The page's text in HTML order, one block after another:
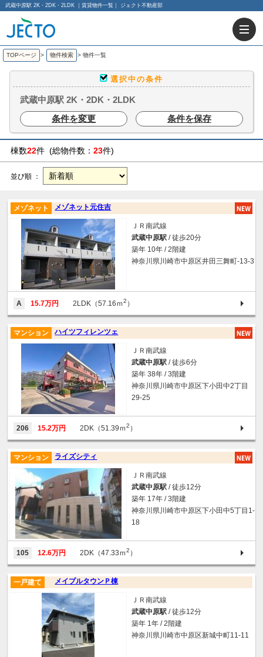
武蔵中原駅 2K・2DK・2LDK ｜賃貸物件一覧｜ ジェクト不動産部
TOPページ > 物件検索 > 物件一覧
選択中の条件
武蔵中原駅 2K・2DK・2LDK
条件を変更
条件を保存
棟数22件 (総物件数： 23件)
並び順 ：
メゾネット元住吉
メゾネット
ＪＲ南武線
武蔵中原駅 / 徒歩20分
築年 10年 / 2階建
神奈川県川崎市中原区井田三舞町-13-3
A 15.7万円 2LDK（57.16ｍ2 ）
ハイツフィレンツェ
マンション
ＪＲ南武線
武蔵中原駅 / 徒歩6分
築年 38年 / 3階建
神奈川県川崎市中原区下小田中2丁目
29-25
206 15.2万円 2DK（51.39ｍ2 ）
ライズシティ
マンション
ＪＲ南武線
武蔵中原駅 / 徒歩12分
築年 17年 / 3階建
神奈川県川崎市中原区下小田中5丁目1-
18
105 12.6万円 2DK（47.33ｍ2 ）
メイプルタウンＰ棟
一戸建て
ＪＲ南武線
武蔵中原駅 / 徒歩12分
築年 1年 / 2階建
神奈川県川崎市中原区新城中町11-11